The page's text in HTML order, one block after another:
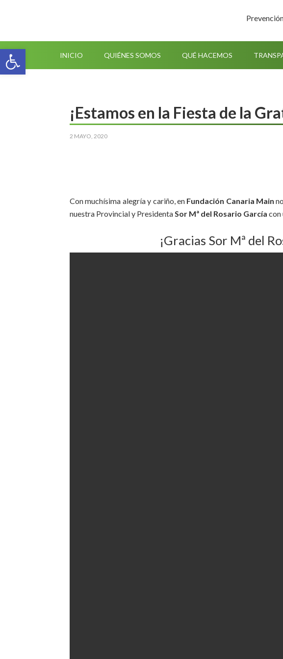
INICIO QUIÉNES SOMOS QUÉ HACEMOS
¡Estamos en la Fiesta de la
2 MAYO, 2020
Con muchísima alegría y cariño, en Fundación Canaria Main
nuestra Provincial y PresidentaSor Mª del Rosario García con
¡Gracias Sor Mª del
Abrir barra de herramientas